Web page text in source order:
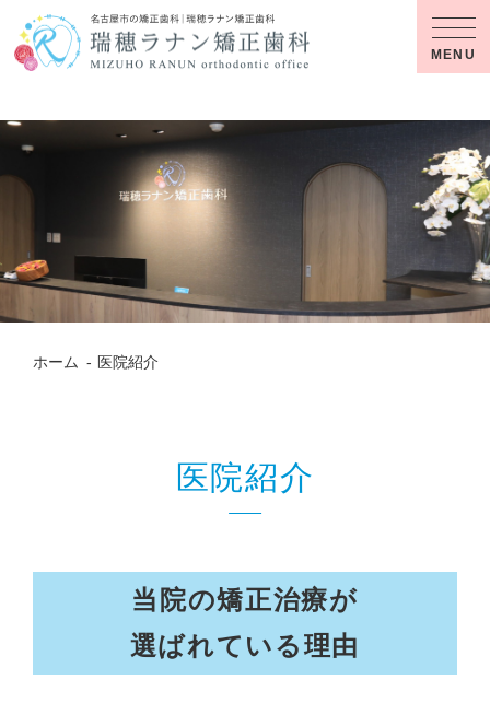
MENU
ホーム 医院紹介
医院紹介
当院の矯正治療が
選ばれている理由